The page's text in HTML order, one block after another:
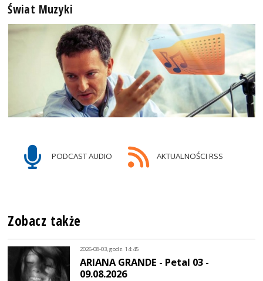
Świat Muzyki
PODCAST AUDIO AKTUALNOŚCI RSS
Zobacz także
2026-08-03, godz. 14:45
ARIANA GRANDE - Petal 03 -
09.08.2026